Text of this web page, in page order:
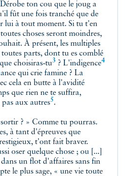
ton cou que le joug a
fût une fois tranché que de
lui à tout moment. Si tu t'en
choses seront moindres,
À présent, les multiples
toutes parts, dont tu es comblé
que choisiras‑tu3 ? L'indigence4
qui crie famine ? La
cela en butte à l'avidité
que rien ne te suffira,
aux autres5.
? » Comme tu pourras.
à tant d'épreuves que
t'ont fait braver.
oser quelque chose ; ou [...]
un flot d'affaires sans fin
le plus sage, « une vie toute